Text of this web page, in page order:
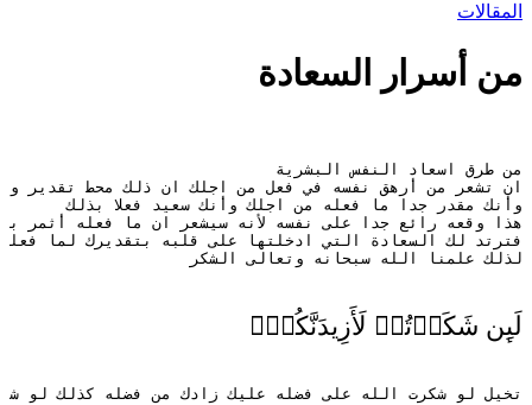
المقالات
من أسرار السعادة
من طرق اسعاد النفس البشرية
ان تشعر من أرهق نفسه في فعل من اجلك ان ذلك محط تقدير
وأنك مقدر جدا ما فعله من اجلك وأنك سعيد فعلا بذلك
هذا وقعه رائع جدا على نفسه لأنه سيشعر ان ما فعله أثمر
فترتد لك السعادة التي ادخلتها على قلبه بتقديرك لما
لذلك علمنا الله سبحانه وتعالى الشكر
لَىِٕن شَكَرۡتُمۡ لَأَزِیدَنَّكُمۡۖ
تخيل لو شكرت الله على فضله عليك زادك من فضله كذلك لو